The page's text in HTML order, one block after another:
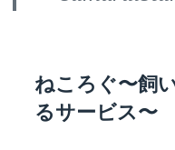
ねころぐ〜飼
るサービス〜